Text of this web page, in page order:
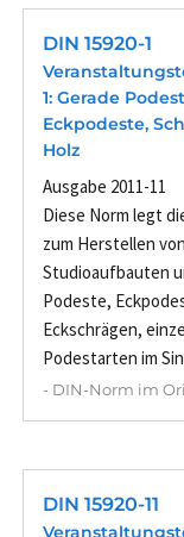
DIN 15920-1
1: Gerade
Eckpodeste,
Holz
Ausgabe 2011-11
Diese Norm legt
zum Herstellen
Studioaufbauten
Podeste,
Eckschrägen,
Podestarten im
- DIN-Norm im
DIN 15920-11